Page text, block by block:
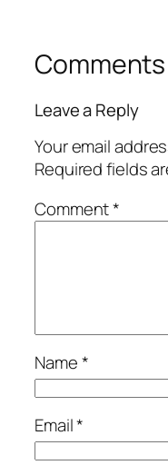
Comments
Leave a Reply
Your email
Required fields
Comment*
Name*
Email*